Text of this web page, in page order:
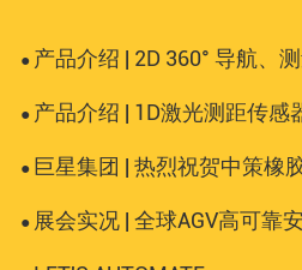
● 产品介绍 | 2D 360° 导航、
● 产品介绍 | 1D激光测距传感
● 巨星集团 | 热烈祝贺中策橡
● 展会实况 | 全球AGV高可靠安全方案